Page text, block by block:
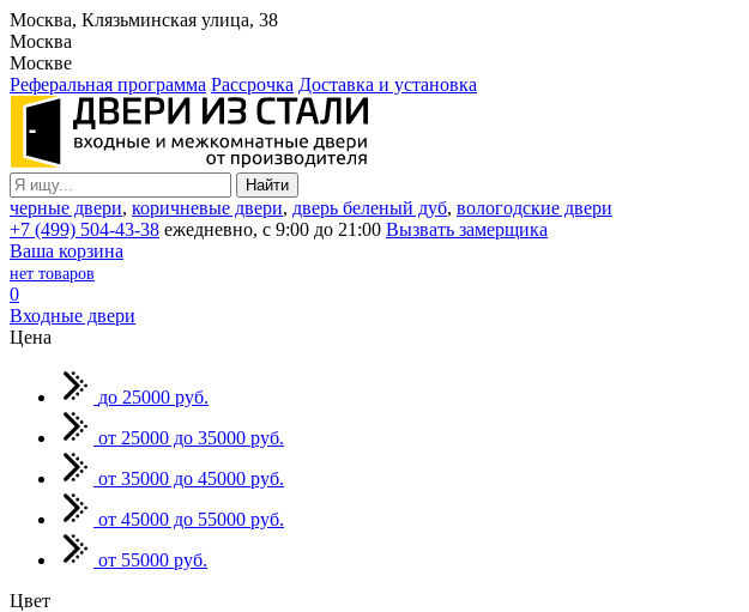
Москва, Клязьминская улица, 38
Москва
Москве
Реферальная программа Рассрочка Доставка и установка
черные двери, коричневые двери, дверь беленый дуб, вологодские двери
+7 (499) 504-43-38 ежедневно, с 9:00 до 21:00 Вызвать замерщика
Ваша корзина
нет товаров
0
Входные двери
Цена
до 25000 руб.
от 25000 до 35000 руб.
от 35000 до 45000 руб.
от 45000 до 55000 руб.
от 55000 руб.
Цвет